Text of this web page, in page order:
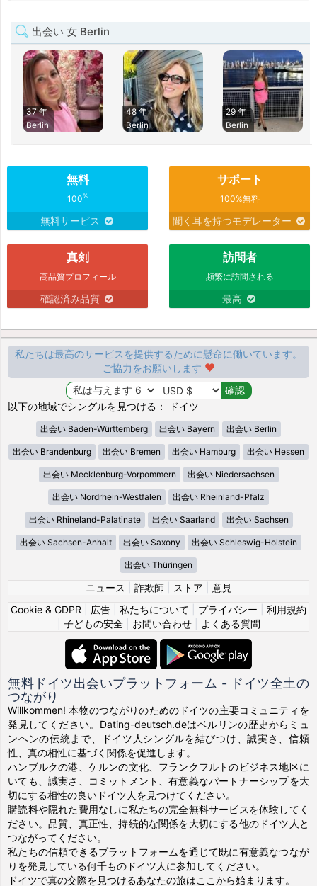
出会い 女 Berlin
37 年
Berlin
48 年
Berlin
29 年
Berlin
無料
100%
無料サービス
サポート
100%無料
聞く耳を持つモデレーター
真剣
高品質プロフィール
確認済み品質
訪問者
頻繁に訪問される
最高
私たちは最高のサービスを提供するために懸命に働いています。
ご協力をお願いします
以下の地域でシングルを見つける： ドイツ
出会い Baden-Württemberg 出会い Bayern 出会い Berlin
出会い Brandenburg 出会い Bremen 出会い Hamburg 出会い Hessen
出会い Mecklenburg-Vorpommern 出会い Niedersachsen
出会い Nordrhein-Westfalen 出会い Rheinland-Pfalz
出会い Rhineland-Palatinate 出会い Saarland 出会い Sachsen
出会い Sachsen-Anhalt 出会い Saxony 出会い Schleswig-Holstein
出会い Thüringen
ニュース 詐欺師 ストア
意見
Cookie & GDPR
広告 私たちについて プライバシー
利用規約
子どもの安全| お問い合わせ| よくある質問
無料ドイツ出会いプラットフォーム - ドイツ全土の
つながり
Willkommen! 本物のつながりのためのドイツの主要コミュニティを
発見してください。Dating-deutsch.deはベルリンの歴史からミュ
ンヘンの伝統まで、ドイツ人シングルを結びつけ、誠実さ、信頼
性、真の相性に基づく関係を促進します。
ハンブルクの港、ケルンの文化、フランクフルトのビジネス地区に
いても、誠実さ、コミットメント、有意義なパートナーシップを大
切にする相性の良いドイツ人を見つけてください。
購読料や隠れた費用なしに私たちの完全無料サービスを体験してく
ださい。品質、真正性、持続的な関係を大切にする他のドイツ人と
つながってください。
私たちの信頼できるプラットフォームを通じて既に有意義なつなが
りを発見している何千ものドイツ人に参加してください。
ドイツで真の交際を見つけるあなたの旅はここから始まります。